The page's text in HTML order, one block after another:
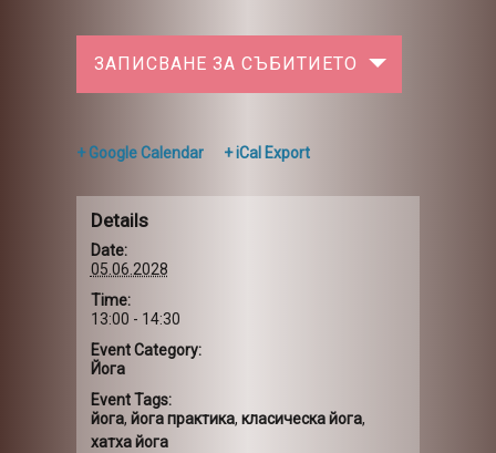
ЗАПИСВАНЕ ЗА СЪБИТИЕТО
+ Google Calendar + iCal Export
Details
Date:
05.06.2028
Time:
13:00 - 14:30
Event Category:
Йога
Event Tags:
йога, йога практика, класическа йога,
хатха йога